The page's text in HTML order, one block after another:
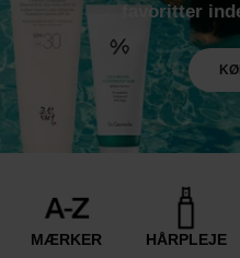
favoritter
MÆRKER HÅRPLEJE